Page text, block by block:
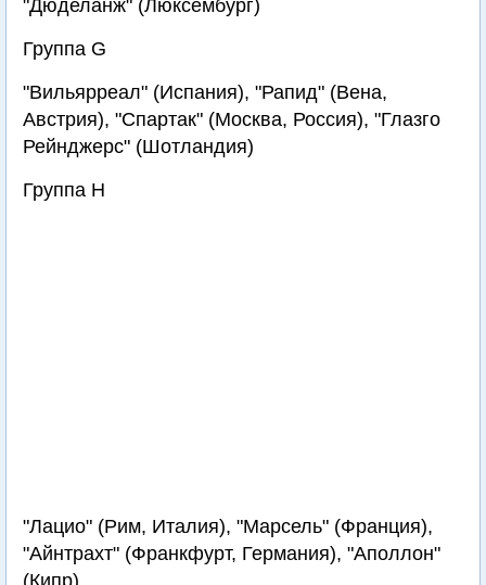
"Дюделанж" (Люксембург)
Группа G
"Вильярреал" (Испания), "Рапид" (Вена,
Австрия), "Спартак" (Москва, Россия), "Глазго
Рейнджерс" (Шотландия)
Группа H
"Лацио" (Рим, Италия), "Марсель" (Франция),
"Айнтрахт" (Франкфурт, Германия), "Аполлон"
(Кипр)